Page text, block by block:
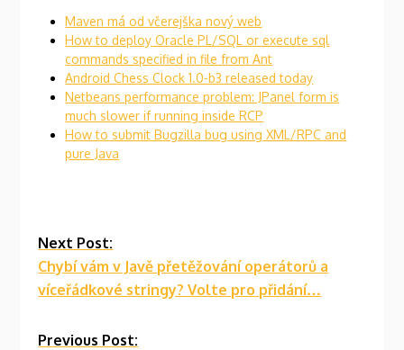
Maven má od včerejška nový web
How to deploy Oracle PL/SQL or execute sql
commands specified in file from Ant
Android Chess Clock 1.0-b3 released today
Netbeans performance problem: JPanel form is
much slower if running inside RCP
How to submit Bugzilla bug using XML/RPC and
pure Java
Continue
Reading
Next Post:
Chybí vám v Javě přetěžování operátorů a
víceřádkové stringy? Volte pro přidání…
Previous Post: